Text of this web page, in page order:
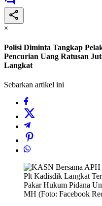
×
Polisi Diminta Tangkap
Pencurian Uang Ratusan
Langkat
Sebarkan artikel ini
Pakar Hukum Pidana
MH (Foto: Facebook